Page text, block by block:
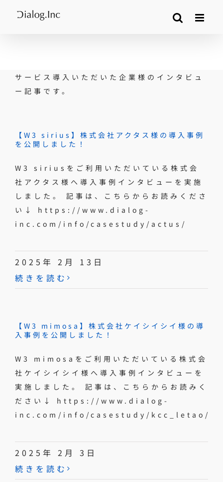
サービス導入いただいた企業様のインタビュ
ー記事です。
【W3 sirius】株式会社アクタス様の導入事例
を公開しました！
W3 siriusをご利用いただいている株式会
社アクタス様へ導入事例インタビューを実施
しました。 記事は、こちらからお読みくださ
い↓ https://www.dialog-
inc.com/info/casestudy/actus/
2025年 2月 13日
続きを読む
【W3 mimosa】株式会社ケイシイシイ様の導
入事例を公開しました！
W3 mimosaをご利用いただいている株式会
社ケイシイシイ様へ導入事例インタビューを
実施しました。 記事は、こちらからお読みく
ださい↓ https://www.dialog-
inc.com/info/casestudy/kcc_letao/
2025年 2月 3日
続きを読む